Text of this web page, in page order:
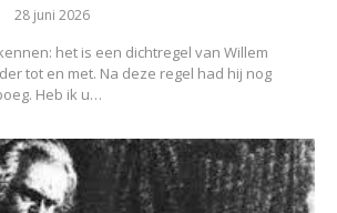
28 juni 2026
het is een dichtregel van Willem
tot en met. Na deze regel had hij nog
Heb ik u…